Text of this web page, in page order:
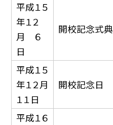
平成１５
年１２
月 ６
日
開校記念式典
平成１５
年１２月
１１日
開校記念日
平成１６